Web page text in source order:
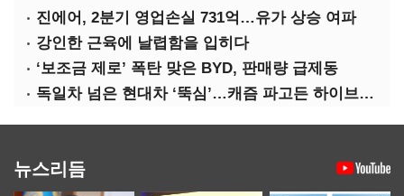
진에어, 2분기 영업손실 731억…유가 상승 여파
강인한 근육에 날렵함을 입히다
‘보조금 제로’ 폭탄 맞은 BYD, 판매량 급제동
독일차 넘은 현대차 ‘뚝심’…캐즘 파고든 하이브리드 역전극
뉴스리듬